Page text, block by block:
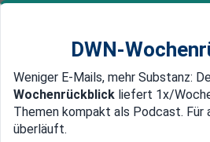
Newsticker MEIN DWN:
Edelmetalle DWN-
DWN-
Weniger E-Mails, mehr Substanz:
Wochenrückblick liefert 1x/
Themen kompakt als Podcast.
überläuft.